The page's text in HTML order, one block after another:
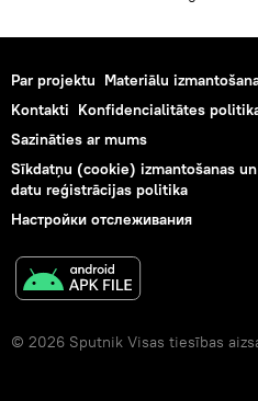
Par projektu Materiālu
Kontakti Konfidencialitātes
Sazināties ar mums
Sīkdatņu (cookie) izmantošanas
datu reģistrācijas politika
Настройки отслеживания
© 2026 Sputnik Visas tiesības